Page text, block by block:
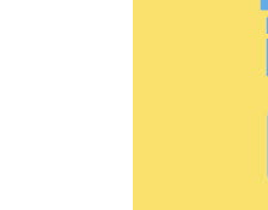
태어났다면ㅣ
11. 도시의 범
1차 캔자스시
12. 당신이 샌
엔시니아의